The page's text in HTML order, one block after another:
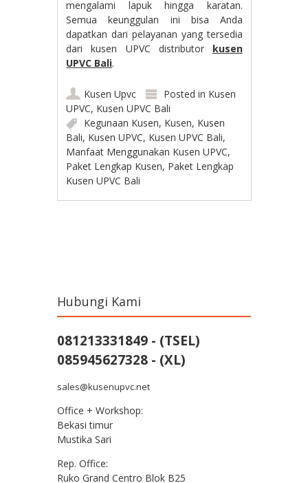
mengalami lapuk hingga karatan.
Semua keunggulan ini bisa Anda
dapatkan dari pelayanan yang tersedia
dari kusen UPVC distributor kusen
UPVC Bali.
Kusen Upvc Posted in Kusen
UPVC, Kusen UPVC Bali
Kegunaan Kusen, Kusen, Kusen
Bali, Kusen UPVC, Kusen UPVC Bali,
Manfaat Menggunakan Kusen UPVC,
Paket Lengkap Kusen, Paket Lengkap
Kusen UPVC Bali
Hubungi Kami
081213331849 - (TSEL)
085945627328 - (XL)
sales@kusenupvc.net
Office + Workshop:
Bekasi timur
Mustika Sari
Rep. Office:
Ruko Grand Centro Blok B25